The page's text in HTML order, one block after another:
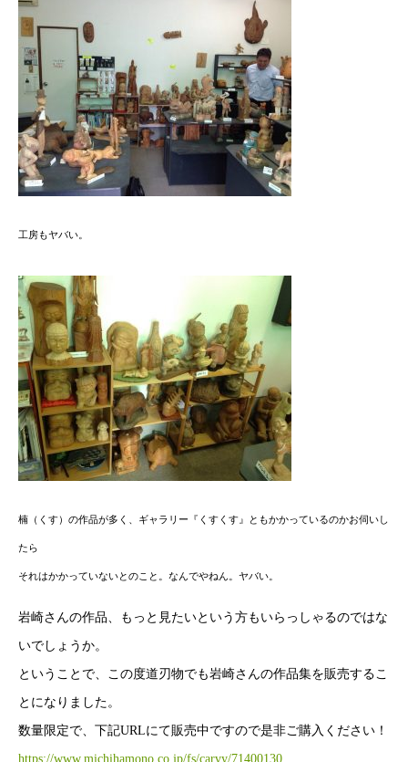
工房もヤバい。
楠（くす）の作品が多く、ギャラリー『くすくす』ともかかっているのかお伺いし
たら
それはかかっていないとのこと。なんでやねん。ヤバい。
岩崎さんの作品、もっと見たいという方もいらっしゃるのではな
いでしょうか。
ということで、この度道刃物でも岩崎さんの作品集を販売するこ
とになりました。
数量限定で、下記URLにて販売中ですので是非ご購入ください！
https://www.michihamono.co.jp/fs/carvy/71400130